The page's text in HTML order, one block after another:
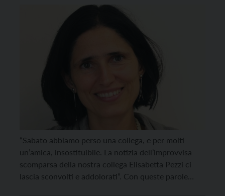
“Sabato abbiamo perso una collega, e per molti
un’amica, insostituibile. La notizia dell’improvvisa
scomparsa della nostra collega Elisabetta Pezzi ci
lascia sconvolti e addolorati”. Con queste parole